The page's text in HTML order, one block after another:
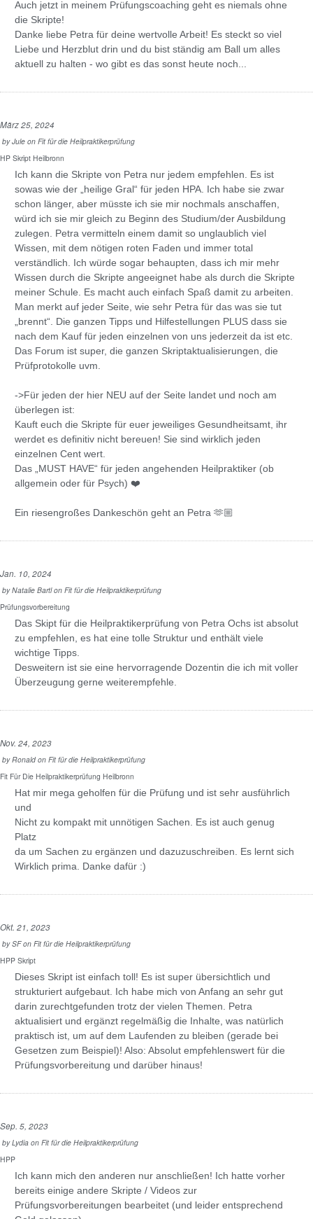
Auch jetzt in meinem Prüfungscoaching geht es niemals ohne
die Skripte!
Danke liebe Petra für deine wertvolle Arbeit! Es steckt so viel
Liebe und Herzblut drin und du bist ständig am Ball um alles
aktuell zu halten - wo gibt es das sonst heute noch...
März 25, 2024
byJule on Fit für die Heilpraktikerprüfung
HP Skript Heilbronn
Ich kann die Skripte von Petra nur jedem empfehlen. Es ist
sowas wie der „heilige Gral“ für jeden HPA. Ich habe sie zwar
schon länger, aber müsste ich sie mir nochmals anschaffen,
würd ich sie mir gleich zu Beginn des Studium/der Ausbildung
zulegen. Petra vermitteln einem damit so unglaublich viel
Wissen, mit dem nötigen roten Faden und immer total
verständlich. Ich würde sogar behaupten, dass ich mir mehr
Wissen durch die Skripte angeeignet habe als durch die Skripte
meiner Schule. Es macht auch einfach Spaß damit zu arbeiten.
Man merkt auf jeder Seite, wie sehr Petra für das was sie tut
„brennt“. Die ganzen Tipps und Hilfestellungen PLUS dass sie
nach dem Kauf für jeden einzelnen von uns jederzeit da ist etc.
Das Forum ist super, die ganzen Skriptaktualisierungen, die
Prüfprotokolle uvm.
->Für jeden der hier NEU auf der Seite landet und noch am
überlegen ist:
Kauft euch die Skripte für euer jeweiliges Gesundheitsamt, ihr
werdet es definitiv nicht bereuen! Sie sind wirklich jeden
einzelnen Cent wert.
Das „MUST HAVE“ für jeden angehenden Heilpraktiker (ob
allgemein oder für Psych) ❤️
Ein riesengroßes Dankeschön geht an Petra 🫶🏼
Jan. 10, 2024
byNatalie Bartlon Fit für die Heilpraktikerprüfung
Prüfungsvorbereitung
Das Skipt für die Heilpraktikerprüfung von Petra Ochs ist absolut
zu empfehlen, es hat eine tolle Struktur und enthält viele
wichtige Tipps.
Desweitern ist sie eine hervorragende Dozentin die ich mit voller
Überzeugung gerne weiterempfehle.
Nov. 24, 2023
byRonald on Fit für die Heilpraktikerprüfung
Fit Für Die Heilpraktikerprüfung Heilbronn
Hat mir mega geholfen für die Prüfung und ist sehr ausführlich
und
Nicht zu kompakt mit unnötigen Sachen. Es ist auch genug
Platz
da um Sachen zu ergänzen und dazuzuschreiben. Es lernt sich
Wirklich prima. Danke dafür :)
Okt. 21, 2023
bySFon Fit für die Heilpraktikerprüfung
HPP Skript
Dieses Skript ist einfach toll! Es ist super übersichtlich und
strukturiert aufgebaut. Ich habe mich von Anfang an sehr gut
darin zurechtgefunden trotz der vielen Themen. Petra
aktualisiert und ergänzt regelmäßig die Inhalte, was natürlich
praktisch ist, um auf dem Laufenden zu bleiben (gerade bei
Gesetzen zum Beispiel)! Also: Absolut empfehlenswert für die
Prüfungsvorbereitung und darüber hinaus!
Sep. 5, 2023
byLydia on Fit für die Heilpraktikerprüfung
HPP
Ich kann mich den anderen nur anschließen! Ich hatte vorher
bereits einige andere Skripte / Videos zur
Prüfungsvorbereitungen bearbeitet (und leider entsprechend